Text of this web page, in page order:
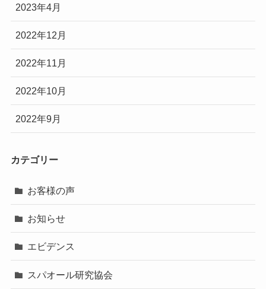
2023年4月
2022年12月
2022年11月
2022年10月
2022年9月
カテゴリー
お客様の声
お知らせ
エビデンス
スパオール研究協会